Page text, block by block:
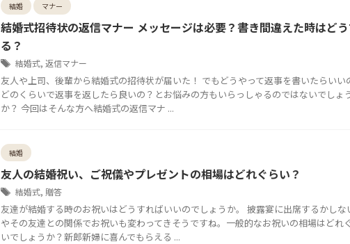
結婚 マナー
結婚式招待状の返信マナー メッセージは必要？書き間違えた時はど
る？
結婚式, 返信マナー
友人や上司、後輩から結婚式の招待状が届いた！ でもどうやって返事を書いたらいい
どのくらいで返事を返したら良いの？とお悩みの方もいらっしゃるのではないでしょ
か？ 今回はそんな方へ結婚式の返信マナ ...
結婚
友人の結婚祝い、ご祝儀やプレゼントの相場はどれぐらい？
結婚式, 贈答
友達が結婚する時のお祝いはどうすればいいのでしょうか。 披露宴に出席するかしな
やその友達との関係でお祝いも変わってきそうですね。一般的なお祝いの相場はどれ
いでしょうか？新郎新婦に喜んでもらえる ...